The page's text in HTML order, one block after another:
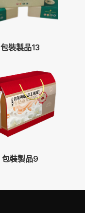
包裝製品13
包裝製品9